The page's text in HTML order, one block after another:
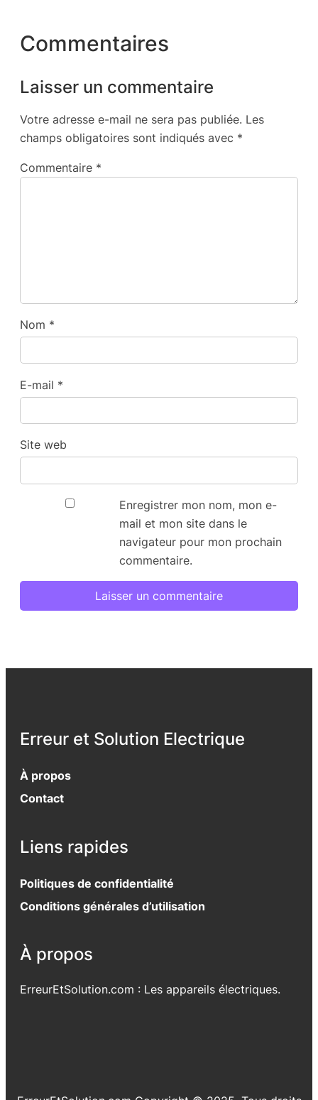
Commentaires
Laisser un commentaire
Votre adresse e-mail ne sera pas publiée. Les
champs obligatoires sont indiqués avec *
Commentaire *
Nom *
E-mail *
Site web
Enregistrer mon nom, mon e-
mail et mon site dans le
navigateur pour mon prochain
commentaire.
Erreur et Solution Electrique
À propos
Contact
Liens rapides
Politiques de confidentialité
Conditions générales d’utilisation
À propos
ErreurEtSolution.com : Les appareils électriques.